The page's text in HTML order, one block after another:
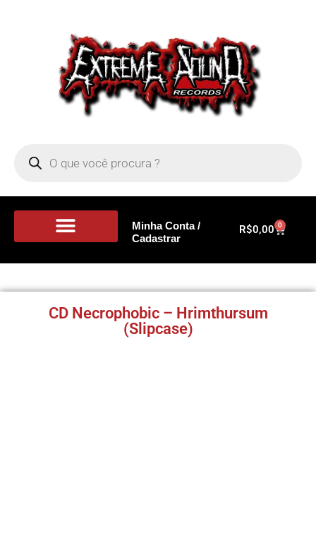
Minha Conta /
Cadastrar
R$0,00 0
CD Necrophobic – Hrimthursum
(Slipcase)